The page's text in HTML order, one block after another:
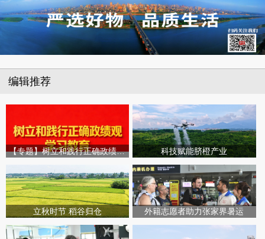
编辑推荐
【专题】树立和践行正确政绩观学习教育 科技赋能脐橙产业
立秋时节 稻谷归仓 外籍志愿者助力张家界暑运